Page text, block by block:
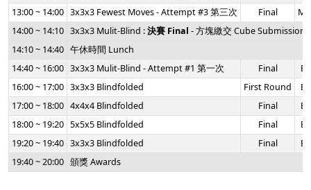
13:00 ~ 14:00 3x3x3 Fewest Moves - Attempt #3 第三次 Final
14:00 ~ 14:10 3x3x3 Mulit-Blind :決賽 Final - 方塊繳交 Cube Submission
14:10 ~ 14:40 午休時間 Lunch
14:40 ~ 16:00 3x3x3 Mulit-Blind - Attempt #1 第一次 Final
16:00 ~ 17:00 3x3x3 Blindfolded First Round
17:00 ~ 18:00 4x4x4 Blindfolded Final
18:00 ~ 19:20 5x5x5 Blindfolded Final
19:20 ~ 19:40 3x3x3 Blindfolded Final
19:40 ~ 20:00 頒獎 Awards